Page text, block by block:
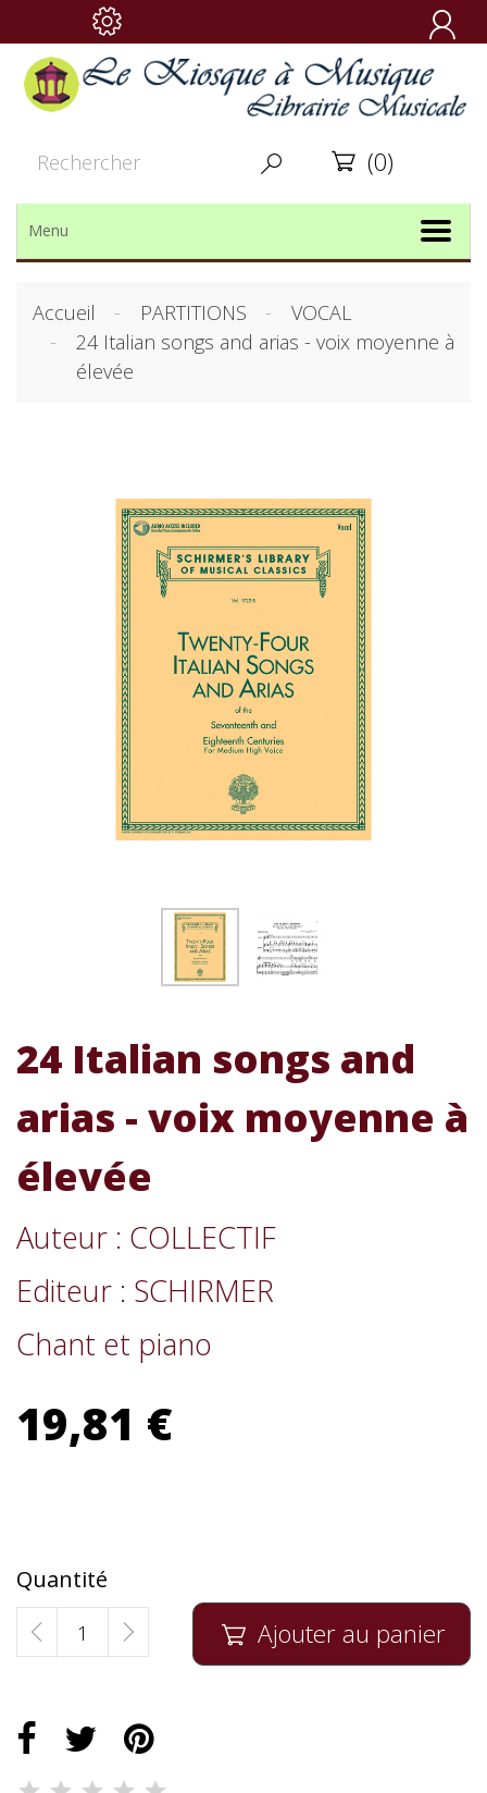

  (0)
Menu
Accueil PARTITIONS
VOCAL
24 Italian songs and arias - voix moyenne à
élevée
24 Italian songs and
arias - voix moyenne à
élevée
Auteur : COLLECTIF
Editeur : SCHIRMER
Chant et piano
19,81 €
Quantité
 Ajouter au panier